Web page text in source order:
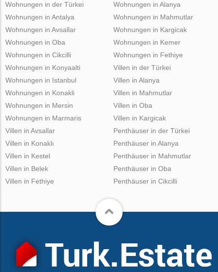
Wohnungen in der Türkei
Wohnungen in Antalya
Wohnungen in Avsallar
Wohnungen in Oba
Wohnungen in Cikcilli
Wohnungen in Alanya
Wohnungen in Mahmutlar
Wohnungen in Kargicak
Wohnungen in Kemer
Wohnungen in Fethiye
Wohnungen in Konyaalti
Wohnungen in Istanbul
Wohnungen in Konakli
Wohnungen in Mersin
Wohnungen in Marmaris
Villen in der Türkei
Villen in Alanya
Villen in Mahmutlar
Villen in Oba
Villen in Kargicak
Villen in Avsallar
Villen in Konaklı
Villen in Kestel
Villen in Belek
Villen in Fethiye
Penthäuser in der Türkei
Penthäuser in Alanya
Penthäuser in Mahmutlar
Penthäuser in Oba
Penthäuser in Cikcilli